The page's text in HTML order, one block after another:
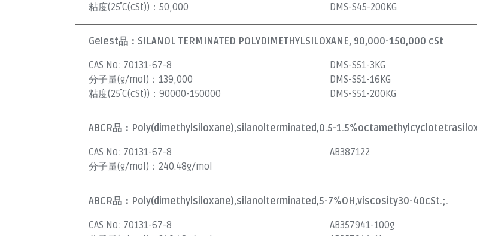
粘度(25˚C(cSt))： 50,000
DMS-S45-200KG
Gelest品： SILANOL TERMINATED POLYDIMETHYLSILOXANE, 90,000-150,000 cSt
CAS No: 70131-67-8
分子量(g/mol)： 139,000
粘度(25˚C(cSt))： 90000-150000
DMS-S51-3KG
DMS-S51-16KG
DMS-S51-200KG
ABCR品： Poly(dimethylsiloxane),silanolterminated,0.5-
CAS No: 70131-67-8
分子量(g/mol)： 240.48g/mol
AB387122
ABCR品： Poly(dimethylsiloxane),silanolterminated,5-7%OH,viscosity30-40cSt.;.
CAS No: 70131-67-8
AB357941-100g